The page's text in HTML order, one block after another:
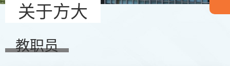
关于方大
教职员